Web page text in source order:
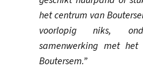
het centrum van
voorlopig niks,
samenwerking met het
Boutersem.”